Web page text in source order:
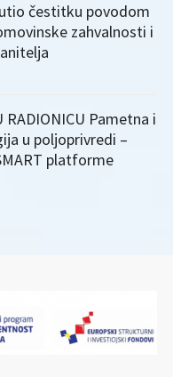
čestitku povodom
zahvalnosti i
RADIONICU Pametna i
u poljoprivredi –
platforme